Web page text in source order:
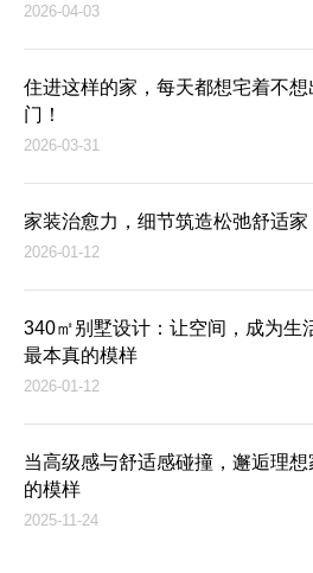
2026-04-03
住进这样的家，每天都想宅着不想
门！
2026-03-31
家装治愈力，细节筑造松弛舒适家
2026-01-12
340㎡别墅设计：让空间，成为生
最本真的模样
2026-01-12
当高级感与舒适感碰撞，邂逅理想
的模样
2025-11-24